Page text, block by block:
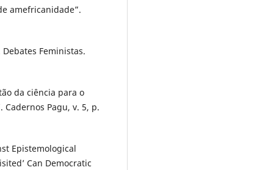
amefricanidade”.
Feministas.
da ciência para o
Pagu, v. 5, p.
Epistemological
Can Democratic